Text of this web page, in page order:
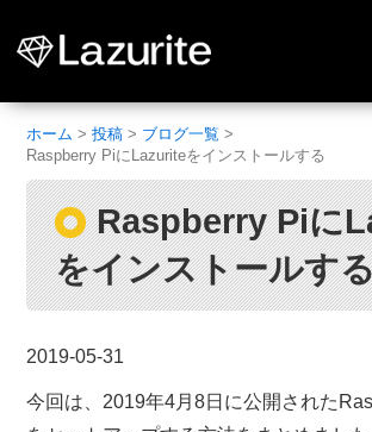
ホーム >投稿 > ブログ一覧 >
Raspberry PiにLazuriteをインストールする
Raspberry Piに
をインストールす
2019-05-31
今回は、2019年4月8日に公開された